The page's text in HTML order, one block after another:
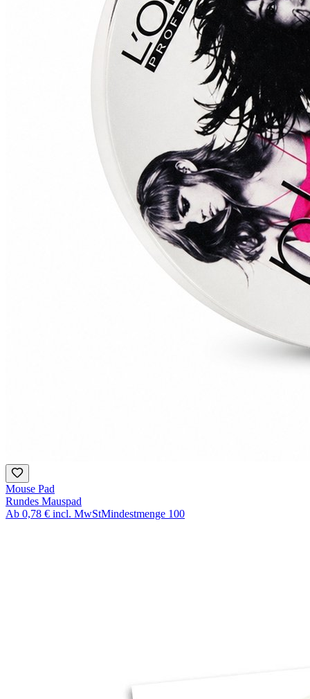
Mouse Pad
Rundes Mauspad
Ab 0,78 € incl. MwStMindestmenge 100